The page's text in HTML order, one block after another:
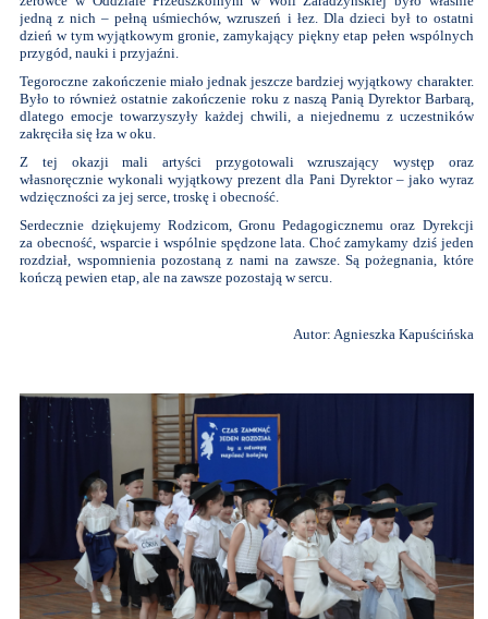
jedną z nich – pełną uśmiechów, wzruszeń i łez. Dla dzieci był to ostatni
dzień w tym wyjątkowym gronie, zamykający piękny etap pełen wspólnych
przygód, nauki i przyjaźni.
Tegoroczne zakończenie miało jednak jeszcze bardziej wyjątkowy charakter.
Było to również ostatnie zakończenie roku z naszą Panią Dyrektor Barbarą,
dlatego emocje towarzyszyły każdej chwili, a niejednemu z uczestników
zakręciła się łza w oku.
Z tej okazji mali artyści przygotowali wzruszający występ oraz
własnoręcznie wykonali wyjątkowy prezent dla Pani Dyrektor – jako wyraz
wdzięczności za jej serce, troskę i obecność.
Serdecznie dziękujemy Rodzicom, Gronu Pedagogicznemu oraz Dyrekcji
za obecność, wsparcie i wspólnie spędzone lata. Choć zamykamy dziś jeden
rozdział, wspomnienia pozostaną z nami na zawsze. Są pożegnania, które
kończą pewien etap, ale na zawsze pozostają w sercu.
Autor: Agnieszka Kapuścińska